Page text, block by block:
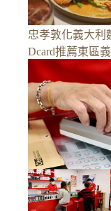
忠孝敦化義大利
Dcard推薦東區